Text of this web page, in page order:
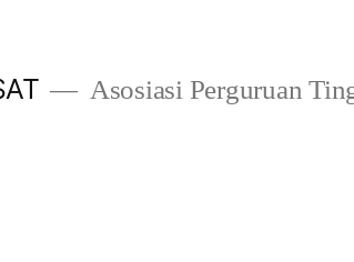
Asosiasi Perguruan